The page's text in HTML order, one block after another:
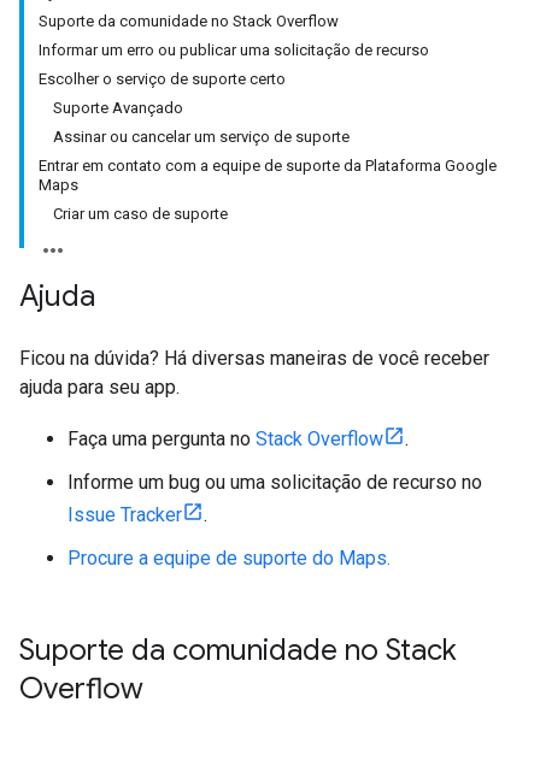
Suporte da comunidade no Stack Overflow
Informar um erro ou publicar uma solicitação de recurso
Escolher o serviço de suporte certo
Suporte Avançado
Assinar ou cancelar um serviço de suporte
Entrar em contato com a equipe de suporte da Plataforma Google
Maps
Criar um caso de suporte
Ajuda
Ficou na dúvida? Há diversas maneiras de você receber
ajuda para seu app.
Faça uma pergunta no Stack Overflow
.
Informe um bug ou uma solicitação de recurso no
Issue Tracker
.
Procure a equipe de suporte do Maps.
Suporte da comunidade no Stack
Overflow